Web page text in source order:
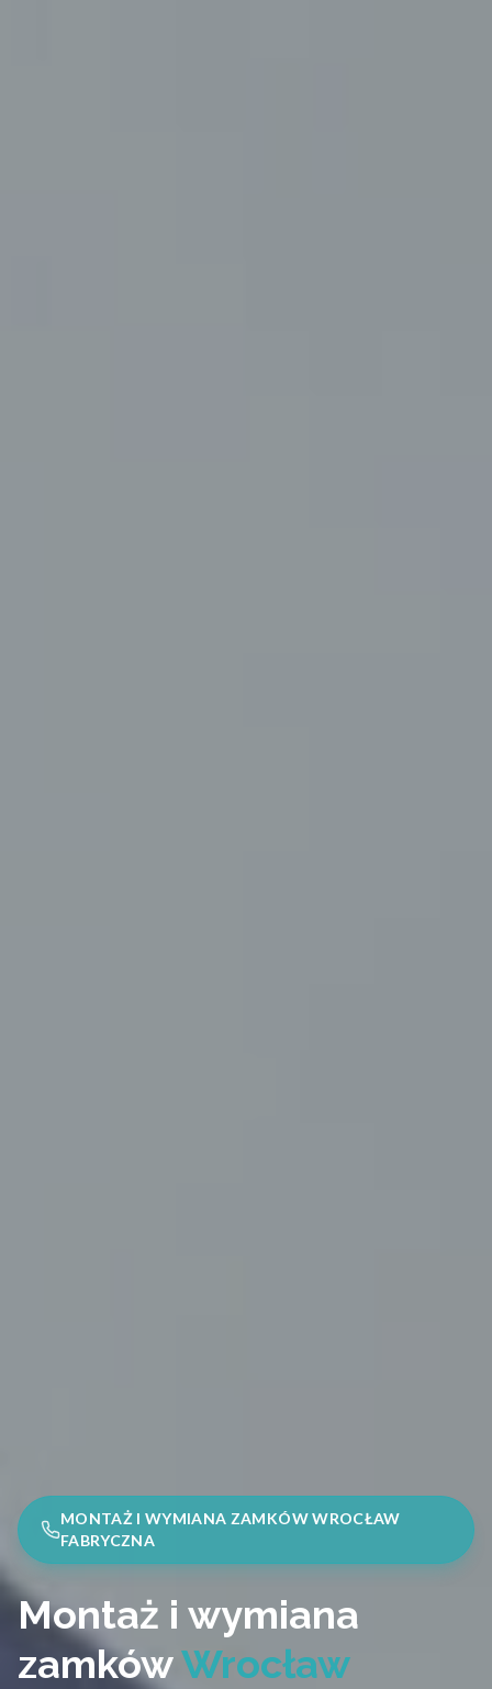
MONTAŻ I WYMIANA ZAMKÓW WROCŁAW
FABRYCZNA
Montaż i wymiana
zamkówWrocław